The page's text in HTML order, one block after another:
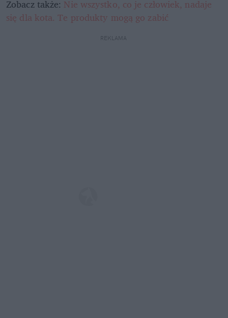
Zobacz także: Nie wszystko, co je człowiek, nadaje
się dla kota. Te produkty mogą go zabić
REKLAMA